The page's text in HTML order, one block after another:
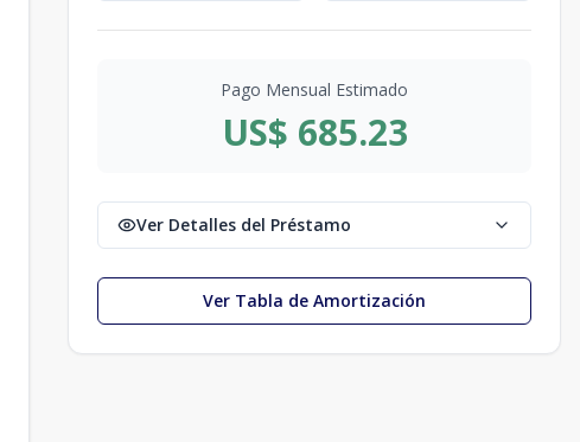
Pago Mensual Estimado
US$ 685.23
Ver Detalles del Préstamo
Ver Tabla de Amortización